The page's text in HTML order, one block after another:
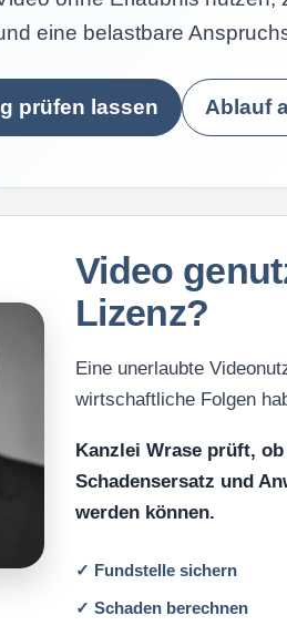
Anwalt für
Rechtsschutz Hamburg
Wrase
eine belastbare
prüfen lassen Ablauf
Video
Lizenz?
Eine unerlaubte
wirtschaftliche Folgen
Kanzlei Wrase prüft,
Schadensersatz und
werden können.
✓ Fundstelle sichern
✓ Schaden berechnen